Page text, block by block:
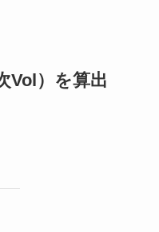
Vol）を算出